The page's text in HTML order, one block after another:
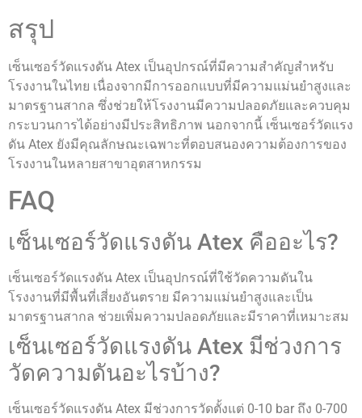
สรุป
เซ็นเซอร์วัดแรงดัน Atex เป็นอุปกรณ์ที่มีความสำคัญสำหรับ
โรงงานในไทย เนื่องจากมีการออกแบบที่มีความแม่นยำสูงและ
มาตรฐานสากล ซึ่งช่วยให้โรงงานมีความปลอดภัยและควบคุม
กระบวนการได้อย่างมีประสิทธิภาพ นอกจากนี้ เซ็นเซอร์วัดแรง
ดัน Atex ยังมีคุณลักษณะเฉพาะที่ตอบสนองความต้องการของ
โรงงานในหลายสาขาอุตสาหกรรม
FAQ
เซ็นเซอร์วัดแรงดัน Atex คืออะไร?
เซ็นเซอร์วัดแรงดัน Atex เป็นอุปกรณ์ที่ใช้วัดความดันใน
โรงงานที่มีพื้นที่เสี่ยงอันตราย มีความแม่นยำสูงและเป็น
มาตรฐานสากล ช่วยเพิ่มความปลอดภัยและมีราคาที่เหมาะสม
เซ็นเซอร์วัดแรงดัน Atex มีช่วงการ
วัดความดันอะไรบ้าง?
เซ็นเซอร์วัดแรงดัน Atex มีช่วงการวัดตั้งแต่ 0-10 bar ถึง 0-700